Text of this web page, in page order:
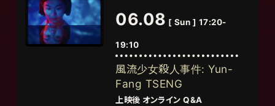
06.08 [ Sun ] 17:20-
19:10
風流少女殺人事件: Yun-
Fang TSENG
上映後 オンライン Q&A